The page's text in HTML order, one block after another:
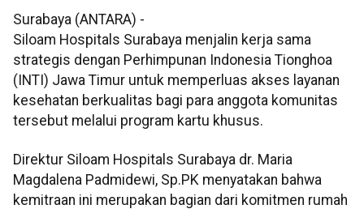
Surabaya (ANTARA) -
Siloam Hospitals Surabaya menjalin kerja sama
strategis dengan Perhimpunan Indonesia Tionghoa
(INTI) Jawa Timur untuk memperluas akses layanan
kesehatan berkualitas bagi para anggota komunitas
tersebut melalui program kartu khusus.
Direktur Siloam Hospitals Surabaya dr. Maria
Magdalena Padmidewi, Sp.PK menyatakan bahwa
kemitraan ini merupakan bagian dari komitmen rumah